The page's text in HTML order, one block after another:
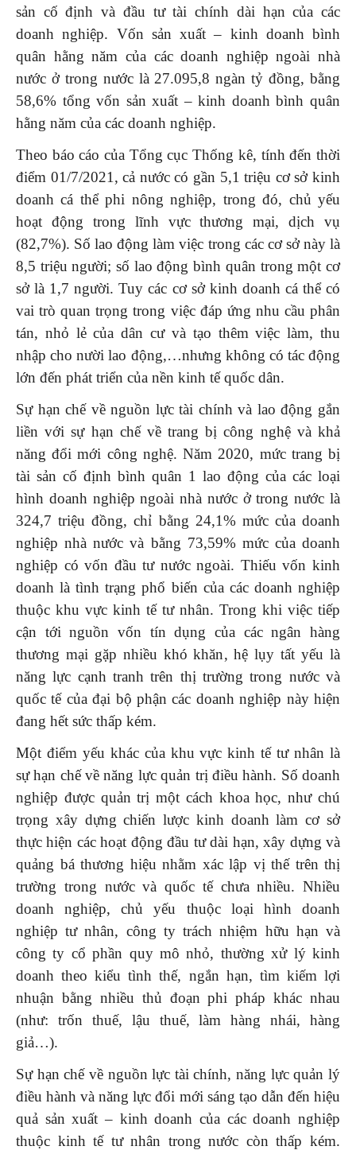
sản cố định và đầu tư tài chính dài hạn của các
doanh nghiệp. Vốn sản xuất – kinh doanh bình
quân hằng năm của các doanh nghiệp ngoài nhà
nước ở trong nước là 27.095,8 ngàn tỷ đồng, bằng
58,6% tổng vốn sản xuất – kinh doanh bình quân
hằng năm của các doanh nghiệp.
Theo báo cáo của Tổng cục Thống kê, tính đến thời
điểm 01/7/2021, cả nước có gần 5,1 triệu cơ sở kinh
doanh cá thể phi nông nghiệp, trong đó, chủ yếu
hoạt động trong lĩnh vực thương mại, dịch vụ
(82,7%). Số lao động làm việc trong các cơ sở này là
8,5 triệu người; số lao động bình quân trong một cơ
sở là 1,7 người. Tuy các cơ sở kinh doanh cá thể có
vai trò quan trọng trong việc đáp ứng nhu cầu phân
tán, nhỏ lẻ của dân cư và tạo thêm việc làm, thu
nhập cho nười lao động,…nhưng không có tác động
lớn đến phát triển của nền kinh tế quốc dân.
Sự hạn chế về nguồn lực tài chính và lao động gắn
liền với sự hạn chế về trang bị công nghệ và khả
năng đổi mới công nghệ. Năm 2020, mức trang bị
tài sản cố định bình quân 1 lao động của các loại
hình doanh nghiệp ngoài nhà nước ở trong nước là
324,7 triệu đồng, chỉ bằng 24,1% mức của doanh
nghiệp nhà nước và bằng 73,59% mức của doanh
nghiệp có vốn đầu tư nước ngoài. Thiếu vốn kinh
doanh là tình trạng phổ biến của các doanh nghiệp
thuộc khu vực kinh tế tư nhân. Trong khi việc tiếp
cận tới nguồn vốn tín dụng của các ngân hàng
thương mại gặp nhiều khó khăn, hệ lụy tất yếu là
năng lực cạnh tranh trên thị trường trong nước và
quốc tế của đại bộ phận các doanh nghiệp này hiện
đang hết sức thấp kém.
Một điểm yếu khác của khu vực kinh tế tư nhân là
sự hạn chế về năng lực quản trị điều hành. Số doanh
nghiệp được quản trị một cách khoa học, như chú
trọng xây dựng chiến lược kinh doanh làm cơ sở
thực hiện các hoạt động đầu tư dài hạn, xây dựng và
quảng bá thương hiệu nhằm xác lập vị thế trên thị
trường trong nước và quốc tế chưa nhiều. Nhiều
doanh nghiệp, chủ yếu thuộc loại hình doanh
nghiệp tư nhân, công ty trách nhiệm hữu hạn và
công ty cổ phần quy mô nhỏ, thường xử lý kinh
doanh theo kiểu tình thế, ngắn hạn, tìm kiếm lợi
nhuận bằng nhiều thủ đoạn phi pháp khác nhau
(như: trốn thuế, lậu thuế, làm hàng nhái, hàng
giả…).
Sự hạn chế về nguồn lực tài chính, năng lực quản lý
điều hành và năng lực đổi mới sáng tạo dẫn đến hiệu
quả sản xuất – kinh doanh của các doanh nghiệp
thuộc kinh tế tư nhân trong nước còn thấp kém.